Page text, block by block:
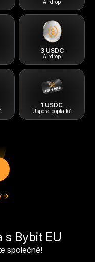
1 USDC
poplatků
3 USDC
s Bybit EU
společně!